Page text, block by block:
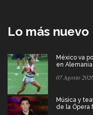
Lo más nuevo
México va
en Alemania
07 Agosto
Música y
de la Ópera